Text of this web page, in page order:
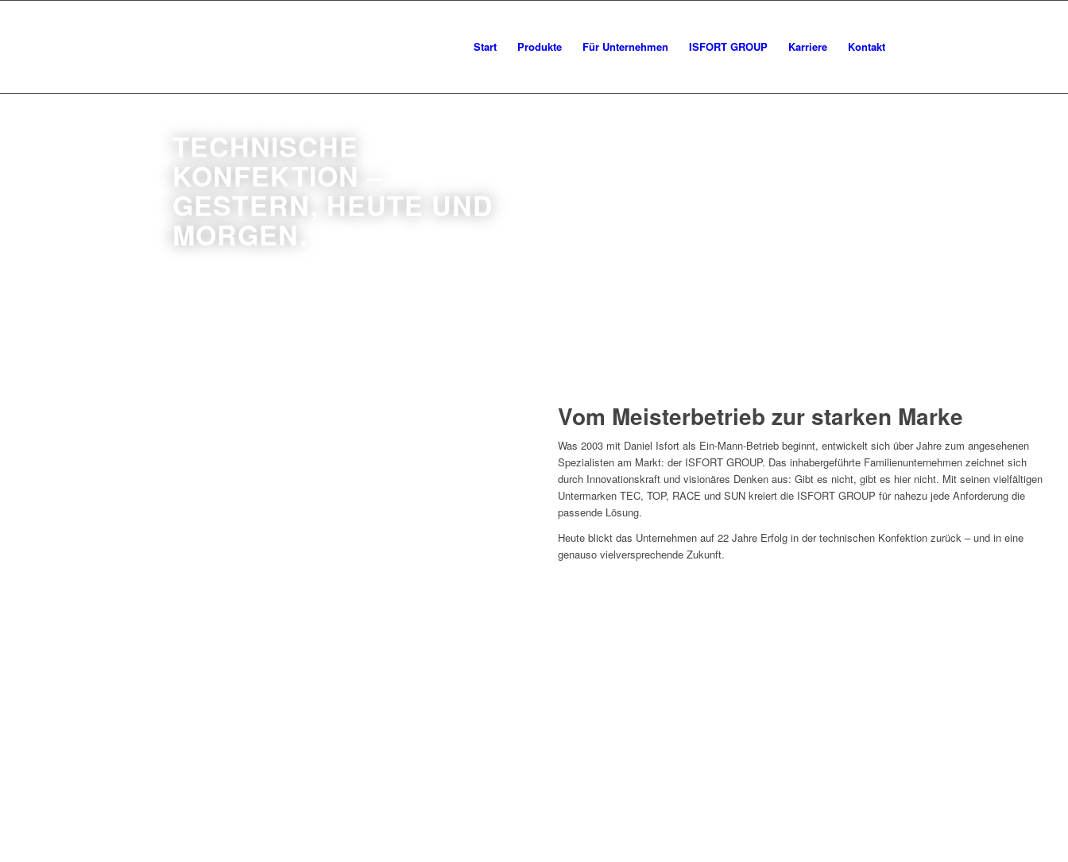
Start Produkte Für Unternehmen ISFORT GROUP Karriere Kontakt
TECHNISCHE
KONFEKTION –
GESTERN, HEUTE UND
MORGEN.
Vom Meisterbetrieb zur starken Marke
Was 2003 mit Daniel Isfort als Ein-Mann-Betrieb beginnt, entwickelt sich über Jahre zum angesehenen
Spezialisten am Markt: der ISFORT GROUP. Das inhabergeführte Familienunternehmen zeichnet sich
durch Innovationskraft und visionäres Denken aus: Gibt es nicht, gibt es hier nicht. Mit seinen vielfältigen
Untermarken TEC, TOP, RACE und SUN kreiert die ISFORT GROUP für nahezu jede Anforderung die
passende Lösung.
Heute blickt das Unternehmen auf 22 Jahre Erfolg in der technischen Konfektion zurück – und in eine
genauso vielversprechende Zukunft.